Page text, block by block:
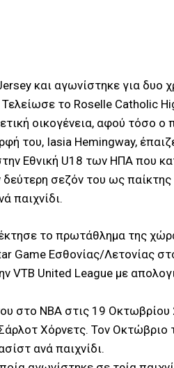
και αγωνίστηκε για δυο
το Roselle Catholic
οικογένεια, αφού τόσο ο
του, Iasia Hemingway,
Εθνική U18 των ΗΠΑ που
σεζόν του ως
παιχνίδι.
το πρωτάθλημα της
Εσθονίας/Λετονίας
VTB United League με
στο ΝΒΑ στις 19
Χόρνετς. Τον
ανά παιχνίδι.